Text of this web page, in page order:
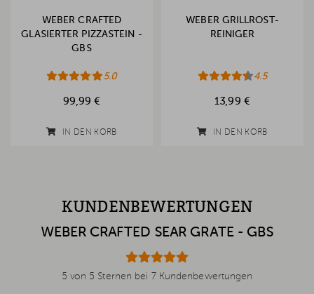
WEBER CRAFTED
GLASIERTER PIZZASTEIN -
GBS
5.0
99,99 €
IN DEN KORB
WEBER GRILLROST-
REINIGER
4.5
13,99 €
IN DEN KORB
KUNDENBEWERTUNGEN
WEBER CRAFTED SEAR GRATE - GBS
5 von 5 Sternen bei 7 Kundenbewertungen